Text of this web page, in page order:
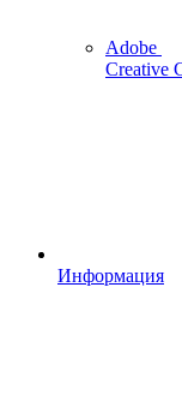
Adobe
Creative
Информация